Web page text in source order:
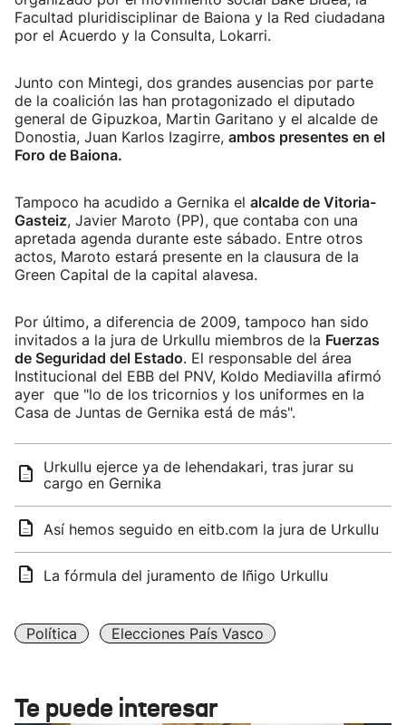
Facultad pluridisciplinar de Baiona y la Red ciudadana
por el Acuerdo y la Consulta, Lokarri.
Junto con Mintegi, dos grandes ausencias por parte
de la coalición las han protagonizado el diputado
general de Gipuzkoa, Martin Garitano y el alcalde de
Donostia, Juan Karlos Izagirre, ambos presentes en el
Foro de Baiona.
Tampoco ha acudido a Gernika el alcalde de Vitoria-
Gasteiz, Javier Maroto (PP), que contaba con una
apretada agenda durante este sábado. Entre otros
actos, Maroto estará presente en la clausura de la
Green Capital de la capital alavesa.
Por último, a diferencia de 2009, tampoco han sido
invitados a la jura de Urkullu miembros de la Fuerzas
de Seguridad del Estado. El responsable del área
Institucional del EBB del PNV, Koldo Mediavilla afirmó
ayer que "lo de los tricornios y los uniformes en la
Casa de Juntas de Gernika está de más".
Urkullu ejerce ya de lehendakari, tras jurar su
cargo en Gernika
Así hemos seguido en eitb.com la jura de Urkullu
La fórmula del juramento de Iñigo Urkullu
Política Elecciones País Vasco
Te puede interesar